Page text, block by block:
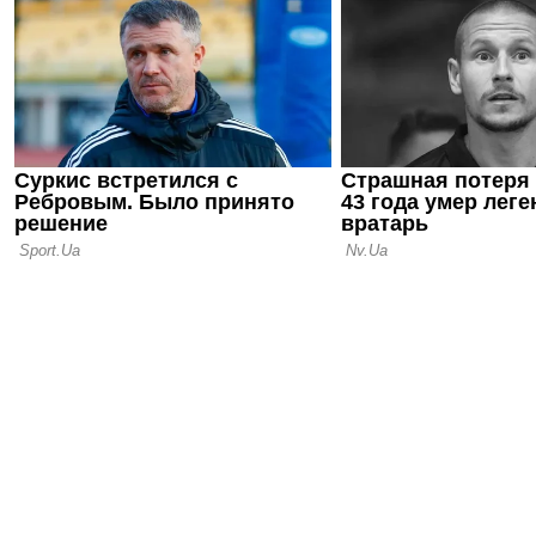
06.08.26 23:42
КАФ
вокруг
06.08.26 22:34
УЕФА пока
бойкота